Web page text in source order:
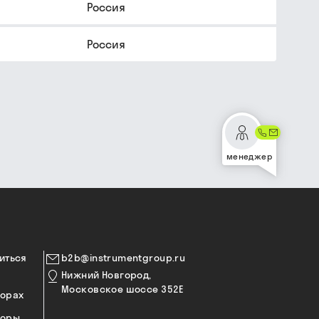
Россия
Россия
менеджер
b2b@instrumentgroup.ru
Нижний Новгород,
Московское шоссе 352Е